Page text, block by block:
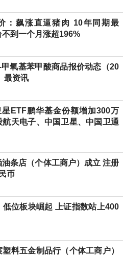
：飙涨直逼猪肉 10年同期最
到一个月涨超196%
氧基苯甲酸商品报价动态（20
最资讯
ETF鹏华基金份额增加300万
航天电子、中国卫星、中国卫通
条店（个体工商户）成立 注册
币
低位板块崛起 上证指数站上400
料五金制品行（个体工商户）